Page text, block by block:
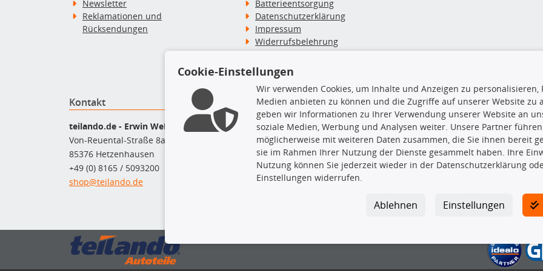
Newsletter
Reklamationen und
Rücksendungen
Batterieentsorgung
Datenschutzerklärung
Impressum
Widerrufsbelehrung
Widerruf des Vertrags
Zahlung & Versand
Kontakt
teilando.de - Erwin Weber GmbH
Von-Reuental-Straße 8a
85376 Hetzenhausen
+49 (0) 8165 / 5093200
shop@teilando.de
Top Produkte
Beleuchtung
Bremsbeläge
Bremsscheiben
Kupplungssatz
Querlenker
TecDoc Inside
Die hier angezeigten Daten
Es ist zu unterlassen, die Daten
TecDoc zu vervielfältigen, zu
lassen. Ein Zuwiderhandeln stellt
Bitte prüfen Sie, ob das über
gesuchten Ersatzteil entspricht.
Gegebenenfalls sind ergänzende
Cookie-Einstellungen
Wir verwenden Cookies, um Inhalte und Anzeigen zu
Medien anbieten zu können und die Zugriffe auf unserer Website zu
geben wir Informationen zu Ihrer Verwendung unserer Website an
soziale Medien, Werbung und Analysen weiter. Unsere Partner
möglicherweise mit weiteren Daten zusammen, die Sie ihnen bereit
sie im Rahmen Ihrer Nutzung der Dienste gesammelt haben. Ihre
Nutzung können Sie jederzeit wieder in der Datenschutzerklärung
Einstellungen widerrufen.
Einstellungen
Ablehnen